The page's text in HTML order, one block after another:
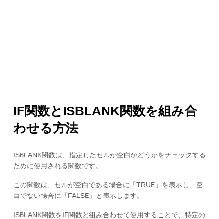
IF関数とISBLANK関数を組み合
わせる方法
ISBLANK関数は、指定したセルが空白かどうかをチェックする
ために使用される関数です。
この関数は、セルが空白である場合に「TRUE」を表示し、空
白でない場合に「FALSE」と表示します。
ISBLANK関数をIF関数と組み合わせて使用することで、特定の